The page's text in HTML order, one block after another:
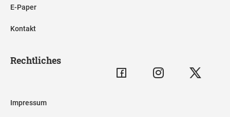
E-Paper
Kontakt
Rechtliches
Impressum